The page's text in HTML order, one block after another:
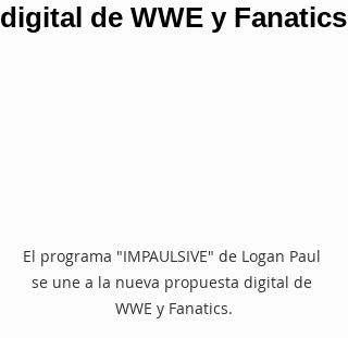
digital de WWE y Fanatics
El programa "IMPAULSIVE" de Logan Paul
se une a la nueva propuesta digital de
WWE y Fanatics.